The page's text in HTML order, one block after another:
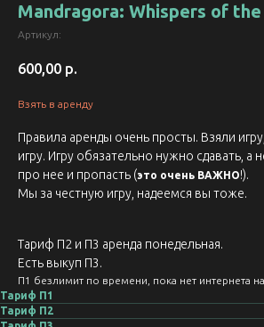
Mandragora: Whispers of
Артикул:
600,00 р.
Взять в аренду
Правила аренды очень просты. Взяли
игру. Игру обязательно нужно сдавать, а
про нее и пропасть (это очень ВАЖНО!).
Мы за честную игру, надеемся вы тоже.
Тариф П2 и П3 аренда понедельная.
Есть выкуп П3.
П1 безлимит по времени, пока нет интернета на
Тариф П1
Тариф П2